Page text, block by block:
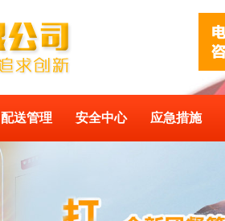
配送管理 安全中心 应急措施